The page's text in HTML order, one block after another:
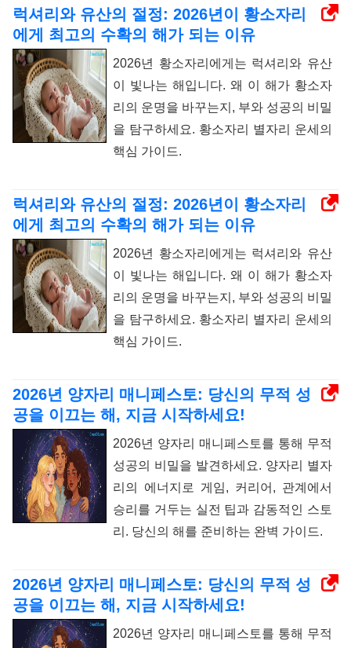
럭셔리와 유산의 절정: 2026년이 황소자리
에게 최고의 수확의 해가 되는 이유
2026년 황소자리에게는 럭셔리와 유산
이 빛나는 해입니다. 왜 이 해가 황소자
리의 운명을 바꾸는지, 부와 성공의 비밀
을 탐구하세요. 황소자리 별자리 운세의
핵심 가이드.
럭셔리와 유산의 절정: 2026년이 황소자리
에게 최고의 수확의 해가 되는 이유
2026년 황소자리에게는 럭셔리와 유산
이 빛나는 해입니다. 왜 이 해가 황소자
리의 운명을 바꾸는지, 부와 성공의 비밀
을 탐구하세요. 황소자리 별자리 운세의
핵심 가이드.
2026년 양자리 매니페스토: 당신의 무적 성
공을 이끄는 해, 지금 시작하세요!
2026년 양자리 매니페스토를 통해 무적
성공의 비밀을 발견하세요. 양자리 별자
리의 에너지로 게임, 커리어, 관계에서
승리를 거두는 실전 팁과 감동적인 스토
리. 당신의 해를 준비하는 완벽 가이드.
2026년 양자리 매니페스토: 당신의 무적 성
공을 이끄는 해, 지금 시작하세요!
2026년 양자리 매니페스토를 통해 무적